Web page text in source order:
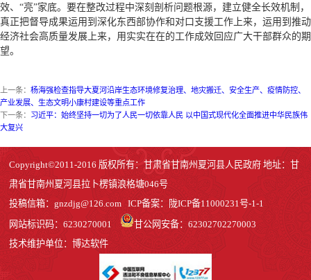
效、“亮”家底。要在整改过程中深刻剖析问题根源，建立健全长效机制，
真正把督导成果运用到深化东西部协作和对口支援工作上来，运用到推动
经济社会高质量发展上来，用实实在在的工作成效回应广大干部群众的期
望。
上一条： 杨海强检查指导大夏河沿岸生态环境修复治理、地灾搬迁、安全生产、疫情防控、
产业发展、生态文明小康村建设等重点工作
下一条： 习近平：始终坚持一切为了人民一切依靠人民 以中国式现代化全面推进中华民族伟
大复兴
Copyright©2011-2016 版权所有：甘肃省甘南州夏河县人民政府 地址：甘
肃省甘南州夏河县拉卜楞镇浪格塘046号
投稿信箱：gnzdjg@126.com ICP备案： 陇ICP备11000231号-1-1
网站标识码：6230270001
甘公网安备：62302702270003
技术维护单位：博达软件